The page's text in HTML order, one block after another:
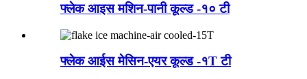
फ्लेक आइस मशिन-पानी कूल्ड -१० टी
फ्लेक आईस मेसिन-एयर कूल्ड -१T टी